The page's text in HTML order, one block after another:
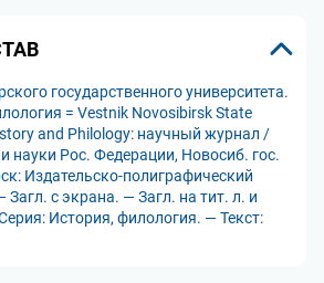
государственного университета.
= Vestnik Novosibirsk State
and Philology: научный журнал /
науки Рос. Федерации, Новосиб. гос.
Издательско-полиграфический
Загл. с экрана. — Загл. на тит. л. и
История, филология. — Текст: